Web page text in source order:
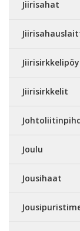
Jiirisahat
Jiirisirkkelit
Joulu
Jousihaat